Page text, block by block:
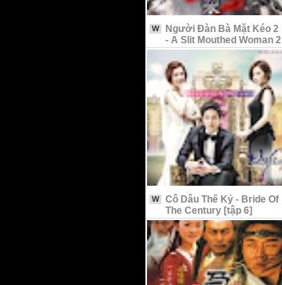
W
Người Đàn Bà Mặt Kéo 2
- A Slit Mouthed Woman 2
W
Cô Dâu Thế Kỷ - Bride Of
The Century [tập 6]